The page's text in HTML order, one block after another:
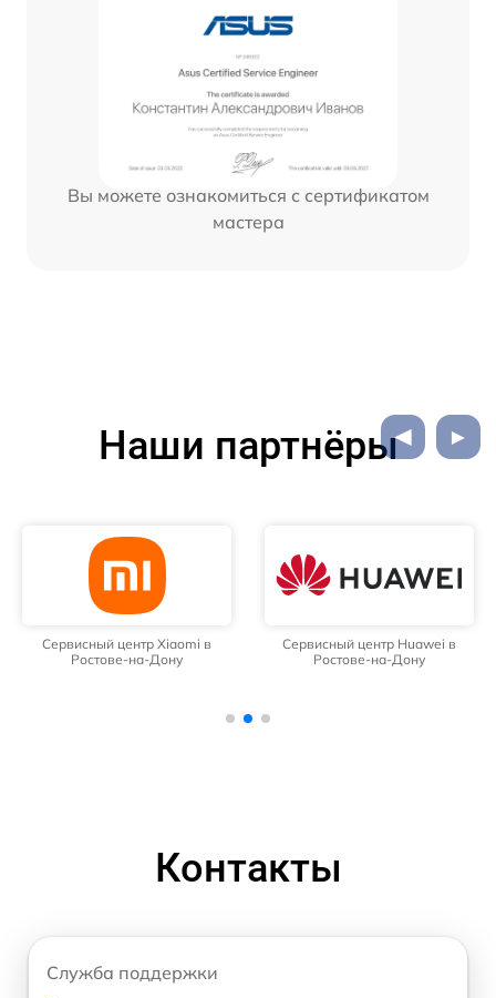
Вы можете ознакомиться с сертификатом
мастера
Наши партнёры
Сервисный центр Xiaomi в
Ростове-на-Дону
Сервисный центр Huawei в
Ростове-на-Дону
Контакты
Служба поддержки